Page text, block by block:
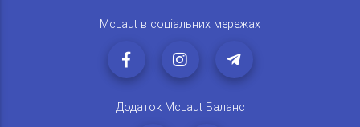
McLaut в соціальних мережах
Додаток McLaut Баланс